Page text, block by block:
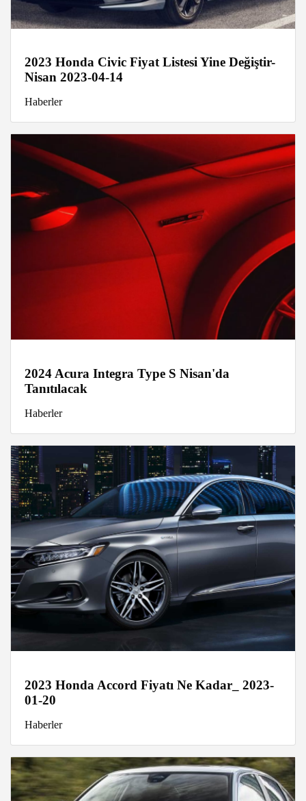
2023 Honda Civic Fiyat Listesi Yine Değiştir-
Nisan 2023-04-14
Haberler
2024 Acura Integra Type S Nisan'da
Tanıtılacak
Haberler
2023 Honda Accord Fiyatı Ne Kadar_ 2023-
01-20
Haberler